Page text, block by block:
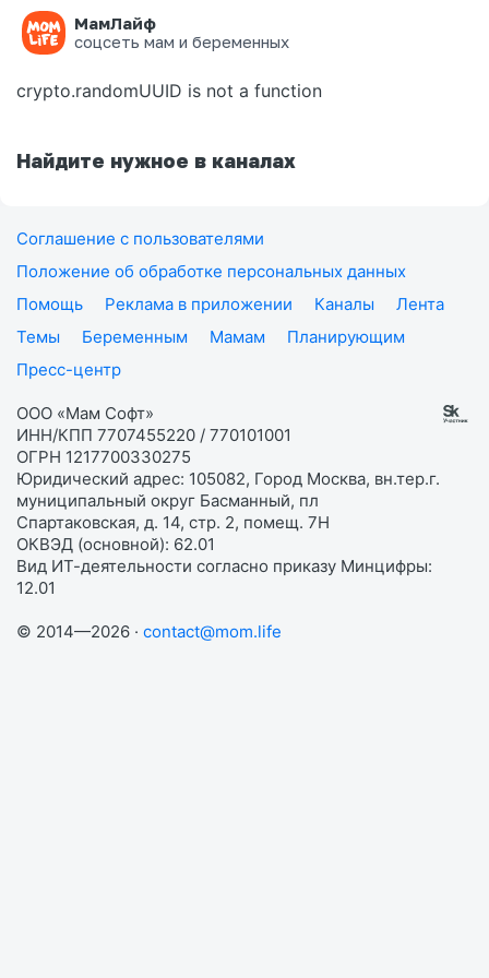
МамЛайф
соцсеть мам и беременных
Ошибка на странице
crypto.randomUUID is not a function
Найдите нужное в каналах
Соглашение с пользователями
Положение об обработке персональных данных
Помощь
Реклама в приложении Каналы
Лента
Темы
Беременным Мамам
Планирующим
Пресс-центр
ООО «Мам Софт»
ИНН/КПП 7707455220 / 770101001
ОГРН 1217700330275
Юридический адрес: 105082, Город Москва, вн.тер.г.
муниципальный округ Басманный, пл
Спартаковская, д. 14, стр. 2, помещ. 7Н
ОКВЭД (основной): 62.01
Вид ИТ-деятельности согласно приказу Минцифры:
12.01
© 2014—2026 · contact@mom.life